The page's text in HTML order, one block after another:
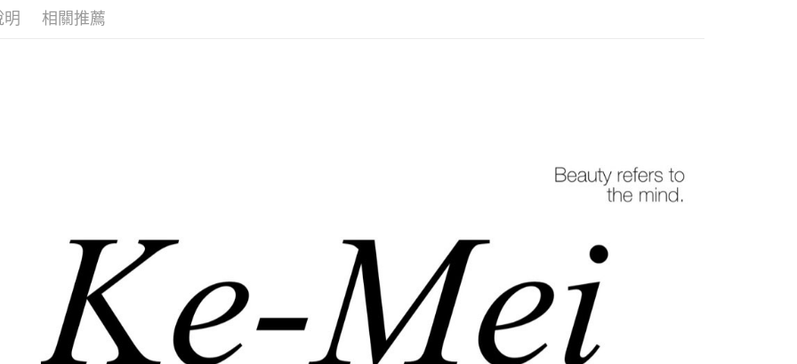
明 相關推薦